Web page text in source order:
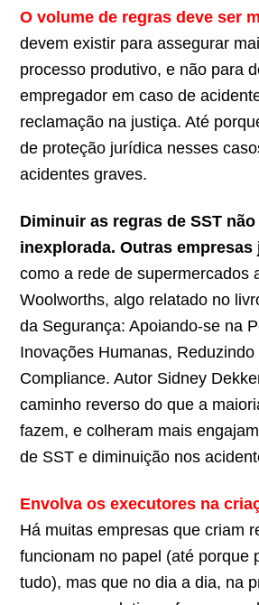
O volume de regras deve ser
devem existir para assegurar
processo produtivo, e não para
empregador em caso de
reclamação na justiça. Até
de proteção jurídica nesses
acidentes graves.
Diminuir as regras de SST
inexplorada. Outras empresas
como a rede de supermercados
Woolworths, algo relatado no
da Segurança: Apoiando-se na
Inovações Humanas,
Compliance. Autor Sidney
caminho reverso do que a
fazem, e colheram mais
de SST e diminuição nos
Envolva os executores na
Há muitas empresas que criam
funcionam no papel (até porque
tudo), mas que no dia a dia, na